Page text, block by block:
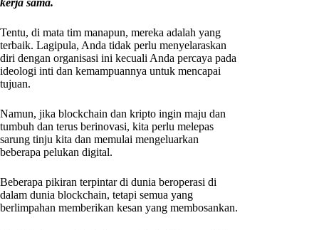
Tentu, di mata tim manapun, mereka adalah yang
terbaik. Lagipula, Anda tidak perlu menyelaraskan
diri dengan organisasi ini kecuali Anda percaya pada
ideologi inti dan kemampuannya untuk mencapai
tujuan.
Namun, jika blockchain dan kripto ingin maju dan
tumbuh dan terus berinovasi, kita perlu melepas
sarung tinju kita dan memulai mengeluarkan
beberapa pelukan digital.
Beberapa pikiran terpintar di dunia beroperasi di
dalam dunia blockchain, tetapi semua yang
berlimpahan memberikan kesan yang membosankan.